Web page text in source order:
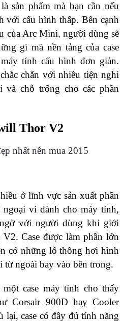
sản phẩm mà bạn cần nếu
với cấu hình thấp. Bên cạnh
của Arc Mini, người dùng sẽ
gì mà nền tảng của case
tính cấu hình đơn giản.
chắn với nhiều tiện nghi
và chỗ trống cho các phần
Thor V2
ở lĩnh vực sản xuất phần
vi dành cho máy tính,
với người dùng khi giới
Case được làm phần lớn
có những lỗ thông hơi hình
từ ngoài bay vào bên trong.
case máy tính cho thấy
Corsair 900D hay Cooler
case có đầy đủ tính năng